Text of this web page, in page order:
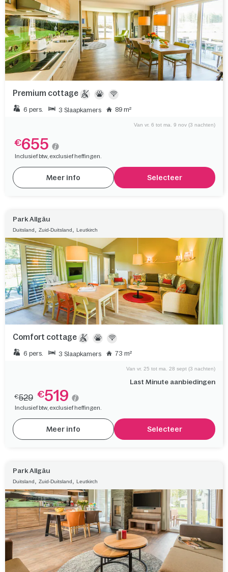
Premium cottage
6 pers. 3 Slaapkamers 89 m²
Van vr. 6 tot ma. 9 nov (3 nachten)
€655
Inclusief btw, exclusief heffingen.
Meer info Selecteer
Park Allgäu
Duitsland Zuid-Duitsland Leutkirch
Comfort cottage
6 pers. 3 Slaapkamers 73 m²
Last Minute aanbiedingen
Van vr. 25 tot ma. 28 sept (3 nachten)
€529 €519
Inclusief btw, exclusief heffingen.
Meer info Selecteer
Park Allgäu
Duitsland Zuid-Duitsland Leutkirch